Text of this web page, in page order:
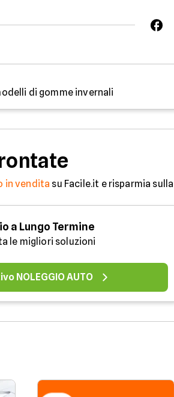
di gomme invernali
in vendita su Facile.it e risparmia
a Lungo Termine
le migliori soluzioni
NOLEGGIO AUTO